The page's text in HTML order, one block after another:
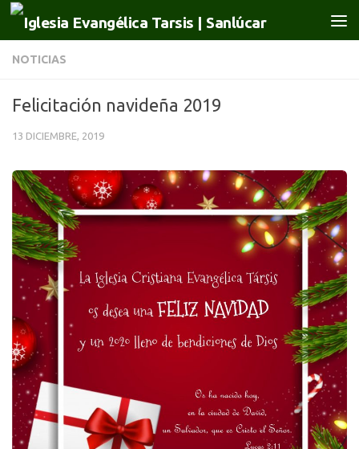
Saltar al contenido
NOTICIAS
Felicitación navideña 2019
13 DICIEMBRE, 2019